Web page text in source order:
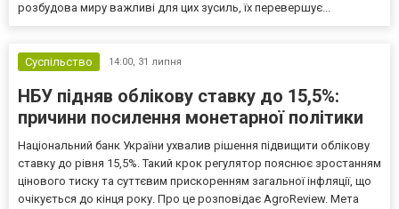
розбудова миру важливі для цих зусиль, їх перевершує...
Суспільство 14:00, 31 липня
НБУ підняв облікову ставку до 15,5%:
причини посилення монетарної політики
Національний банк України ухвалив рішення підвищити облікову
ставку до рівня 15,5%. Такий крок регулятор пояснює зростанням
цінового тиску та суттєвим прискоренням загальної інфляції, що
очікується до кінця року. Про це розповідає AgroReview. Мета